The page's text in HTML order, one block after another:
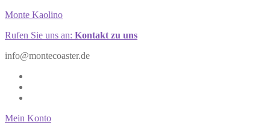
Monte Kaolino
Rufen Sie uns an: Kontakt zu uns
info@montecoaster.de
Mein Konto